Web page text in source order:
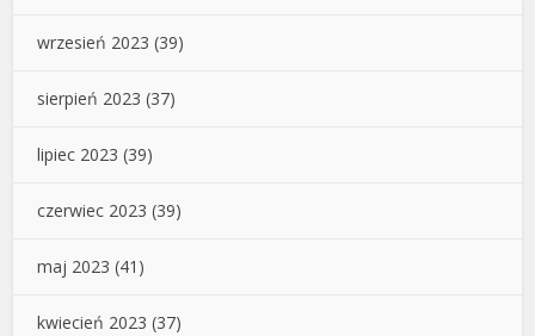
wrzesień 2023 (39)
sierpień 2023 (37)
lipiec 2023 (39)
czerwiec 2023 (39)
maj 2023 (41)
kwiecień 2023 (37)